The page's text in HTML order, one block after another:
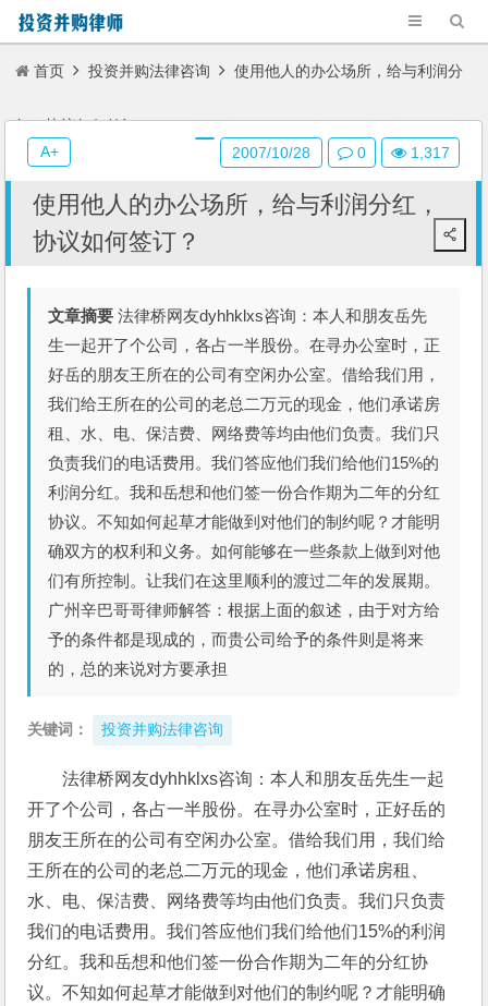
首页 投资并购法律咨询 使用他人的办公场所，给与利润分
红，协议如何签订？
使用他人的办公场所，给与利润分红，
协议如何签订？
文章摘要 法律桥网友dyhhklxs咨询：本人和朋友岳先
生一起开了个公司，各占一半股份。在寻办公室时，正
好岳的朋友王所在的公司有空闲办公室。借给我们用，
我们给王所在的公司的老总二万元的现金，他们承诺房
租、水、电、保洁费、网络费等均由他们负责。我们只
负责我们的电话费用。我们答应他们我们给他们15%的
利润分红。我和岳想和他们签一份合作期为二年的分红
协议。不知如何起草才能做到对他们的制约呢？才能明
确双方的权利和义务。如何能够在一些条款上做到对他
们有所控制。让我们在这里顺利的渡过二年的发展期。
广州辛巴哥哥律师解答：根据上面的叙述，由于对方给
予的条件都是现成的，而贵公司给予的条件则是将来
的，总的来说对方要承担
关键词： 投资并购法律咨询
法律桥网友dyhhklxs咨询：本人和朋友岳先生一起
开了个公司，各占一半股份。在寻办公室时，正好岳的
朋友王所在的公司有空闲办公室。借给我们用，我们给
王所在的公司的老总二万元的现金，他们承诺房租、
水、电、保洁费、网络费等均由他们负责。我们只负责
我们的电话费用。我们答应他们我们给他们15%的利润
分红。我和岳想和他们签一份合作期为二年的分红协
议。不知如何起草才能做到对他们的制约呢？才能明确
2007/10/28 0 1,317
A+